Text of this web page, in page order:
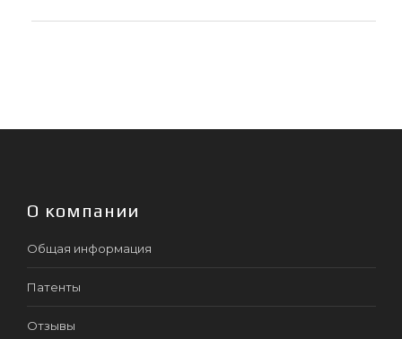
О компании
Общая информация
Патенты
Отзывы